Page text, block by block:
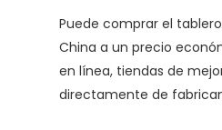
Puede comprar el
China a un precio
en línea, tiendas de
directamente de